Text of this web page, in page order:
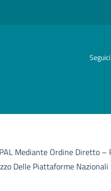
Mediante Ordine Diretto
Delle Piattaforme